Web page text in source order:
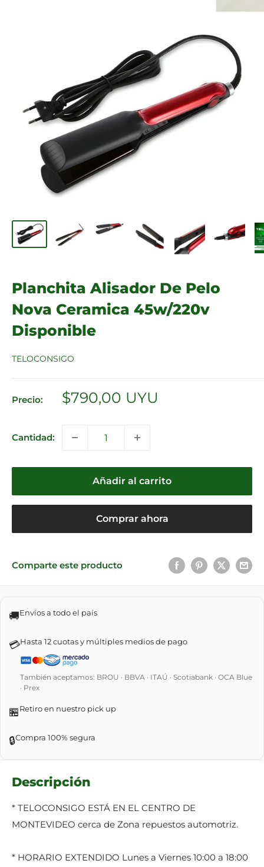
Planchita Alisador De Pelo
Nova Ceramica 45w/220v
Disponible
TELOCONSIGO
Precio:
Precio
$790,00 UYU
Cantidad:
Añadir al carrito
Comprar ahora
Comparte este producto
🚚Envíos a todo el país
💳Hasta 12 cuotas y múltiples medios de pago
También aceptamos: BROU · BBVA · ITAÚ · Scotiabank · OCA Blue
· Prex
🏪Retiro en nuestro pick up
🔒Compra 100% segura
Descripción
* TELOCONSIGO ESTÁ EN EL CENTRO DE
MONTEVIDEO cerca de Zona repuestos automotriz.
* HORARIO EXTENDIDO Lunes a Viernes 10:00 a 18:00